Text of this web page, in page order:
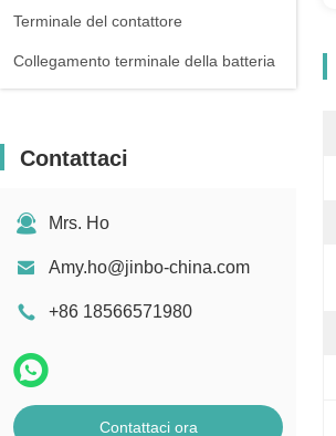
Terminale del contattore
Collegamento terminale della batteria
Contattaci
Mrs. Ho
Amy.ho@jinbo-china.com
+86 18566571980
Contattaci ora